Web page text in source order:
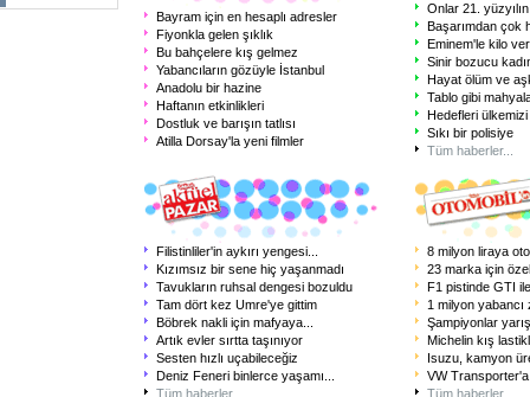
Bayram için en hesaplı adresler
Fiyonkla gelen şıklık
Bu bahçelere kış gelmez
Yabancıların gözüyle İstanbul
Anadolu bir hazine
Haftanın etkinlikleri
Dostluk ve barışın tatlısı
Atilla Dorsay'la yeni filmler
Onlar 21.
Başarımdan çok
Eminem'le kilo
Sinir bozucu
Hayat ölüm ve
Tablo gibi
Hedefleri ülkemizi
Sıkı bir polisiye
Tüm haberler...
Filistinliler'in aykırı yengesi
Kızımsız bir sene hiç yaşanmadı
Tavukların ruhsal dengesi bozuldu
Tam dört kez Umre'ye gittim
Böbrek nakli için mafyaya
Artık evler sırtta taşınıyor
Sesten hızlı uçabileceğiz
Deniz Feneri binlerce yaşamı
Tüm haberler...
8 milyon liraya
23 marka için
F1 pistinde GTI
1 milyon yabancı
Şampiyonlar
Michelin kış
Isuzu, kamyon
VW Transporter'a
Tüm haberler...